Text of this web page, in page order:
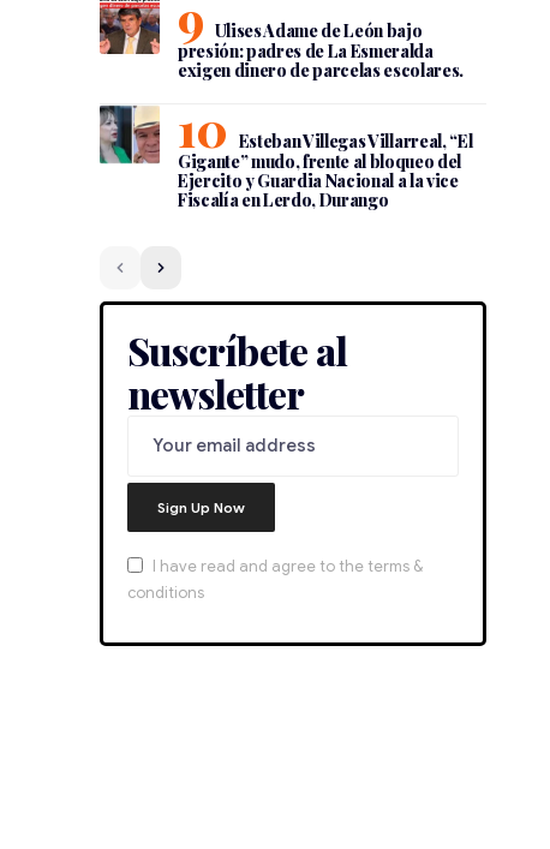
Ulises Adame de León bajo
presión: padres de La Esmeralda
exigen dinero de parcelas escolares.
Esteban Villegas Villarreal, “El
Gigante” mudo, frente al bloqueo del
Ejercito y Guardia Nacional a la vice
Fiscalía en Lerdo, Durango
Suscríbete al
newsletter
I have read and agree to the terms &
conditions